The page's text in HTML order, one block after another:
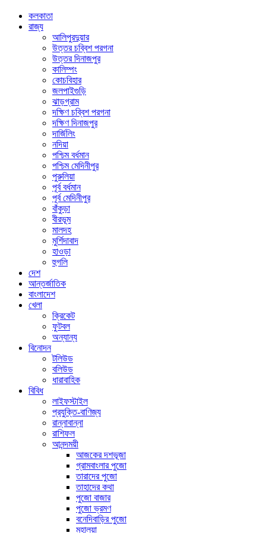
কলকাতা
রাজ্য
আলিপুরদুয়ার
উত্তর চব্বিশ পরগনা
উত্তর দিনাজপুর
কালিম্পং
কোচবিহার
জলপাইগুড়ি
ঝাড়গ্রাম
দক্ষিণ চব্বিশ পরগনা
দক্ষিণ দিনাজপুর
দার্জিলিং
নদিয়া
পশ্চিম বর্ধমান
পশ্চিম মেদিনীপুর
পুরুলিয়া
পূর্ব বর্ধমান
পূর্ব মেদিনীপুর
বাঁকুড়া
বীরভূম
মালদহ
মুর্শিদাবাদ
হাওড়া
হুগলি
দেশ
আন্তর্জাতিক
বাংলাদেশ
খেলা
ক্রিকেট
ফুটবল
অন্যান্য
বিনোদন
টলিউড
বলিউড
ধারাবাহিক
বিবিধ
লাইফস্টাইল
প্রযুক্তি-বাণিজ্য
রান্নাবান্না
রাশিফল
আনন্দময়ী
আজকের দশভূজা
গ্রামবাংলার পুজো
তারাদের পুজো
তাহাদের কথা
পুজো বাজার
পুজো ভ্রমণ
বনেদিবাড়ির পুজো
মহালয়া